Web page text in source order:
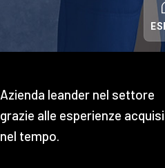
Azienda leander nel settore
grazie alle esperienze
nel tempo.